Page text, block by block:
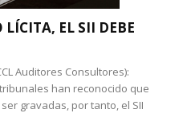
EL SII DEBE
Auditores Consultores):
han reconocido que
gravadas, por tanto, el SII